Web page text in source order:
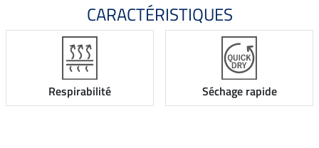
CARACTÉRISTIQUES
Respirabilité Séchage rapide